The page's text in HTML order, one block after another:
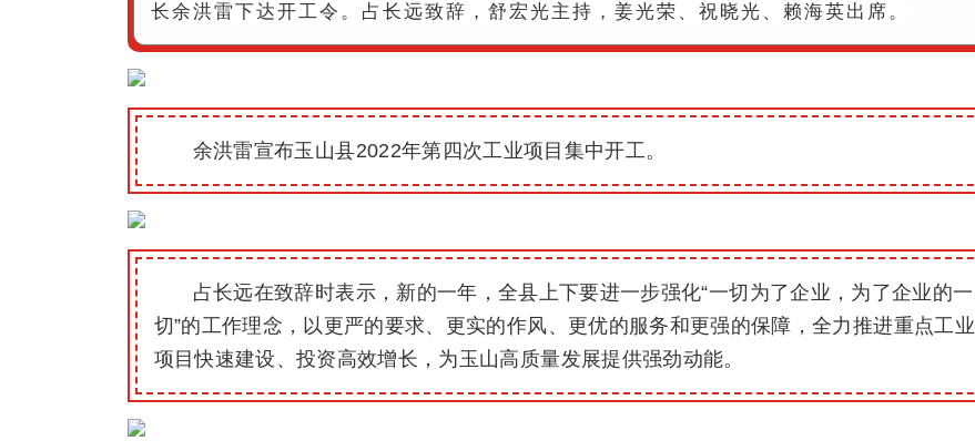
长余洪雷下达开工令。占长远致辞，舒宏光主持，姜光荣、祝晓光、赖海英出席。
余洪雷宣布玉山县2022年第四次工业项目集中开工。
占长远在致辞时表示，新的一年，全县上下要进一步强化“一切为了企业，为了企业的一
切”的工作理念，以更严的要求、更实的作风、更优的服务和更强的保障，全力推进重点工业
项目快速建设、投资高效增长，为玉山高质量发展提供强劲动能。